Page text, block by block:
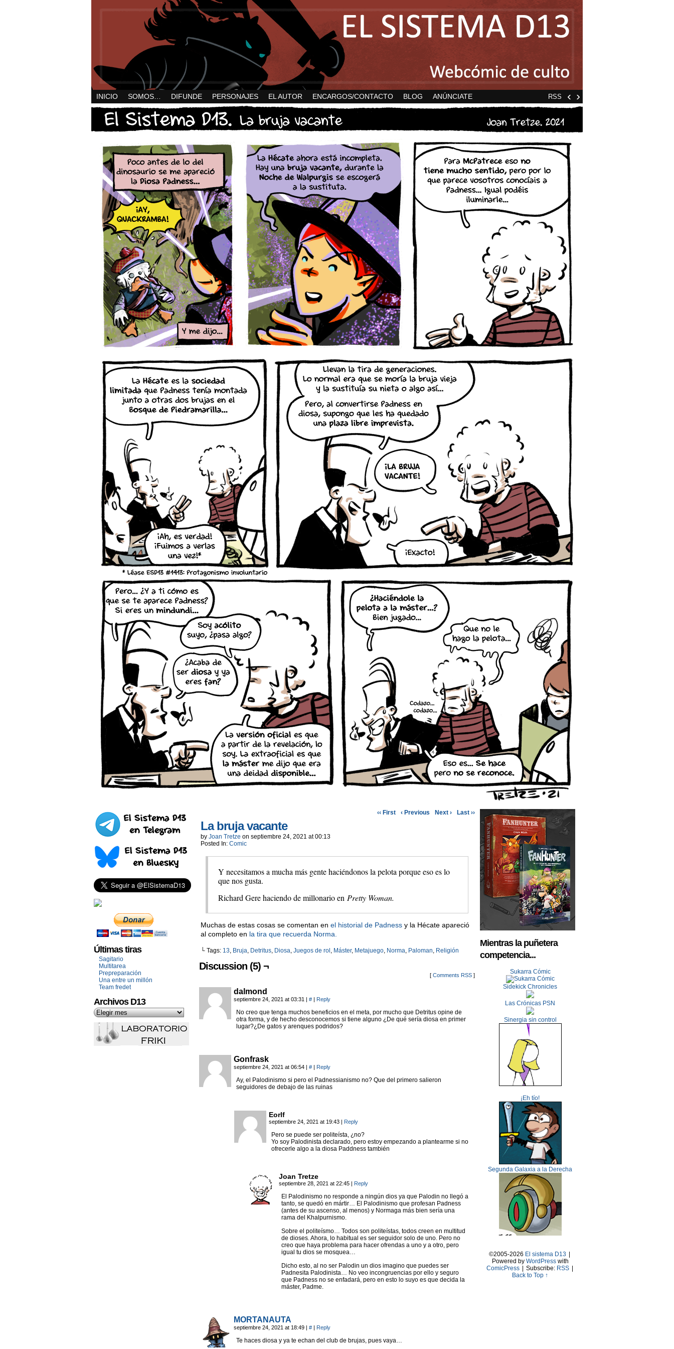
RSS ‹ ›
INICIO SOMOS… DIFUNDE PERSONAJES EL AUTOR ENCARGOS/CONTACTO BLOG ANÚNCIATE
Últimas tiras
Sagitario
Multitarea
Prepreparación
Una entre un millón
Team fredet
Archivos D13
‹‹ First ‹ Previous Next › Last ››
La bruja vacante
by Joan Tretze on septiembre 24, 2021 at00:13
Posted In: Comic
Y necesitamos a mucha más gente haciéndonos la pelota porque eso es lo
que nos gusta.
Richard Gere haciendo de millonario en Pretty Woman.
Muchas de estas cosas se comentan en el historial de Padness y la Hécate apareció
al completo en la tira que recuerda Norma.
└ Tags: 13, Bruja, Detritus, Diosa, Juegos de rol , Máster, Metajuego, Norma, Paloman, Religión
Discussion (5) ¬
[ Comments RSS ]
dalmond
septiembre 24, 2021 at 03:31 | # | Reply
No creo que tenga muchos beneficios en el meta, por mucho que Detritus opine de
otra forma, y de hecho desconocemos si tiene alguno ¿De qué sería diosa en primer
lugar?¿De gatos y arenques podridos?
Gonfrask
septiembre 24, 2021 at 06:54 | # | Reply
Ay, el Palodinismo si pero el Padnessianismo no? Que del primero salieron
seguidores de debajo de las ruinas
Eorlf
septiembre 24, 2021 at 19:43 | Reply
Pero se puede ser politeísta, ¿no?
Yo soy Palodinista declarado, pero estoy empezando a plantearme si no
ofrecerle algo a la diosa Paddness también
Joan Tretze
septiembre 28, 2021 at 22:45 | Reply
El Palodinismo no responde a ningún dios ya que Palodin no llegó a
tanto, se quedó en mártir… El Palodinismo que profesan Padness
(antes de su ascenso, al menos) y Normaga más bien sería una
rama del Khalpurnismo.
Sobre el politeísmo… Todos son politeístas, todos creen en multitud
de dioses. Ahora, lo habitual es ser seguidor solo de uno. Pero no
creo que haya problema para hacer ofrendas a uno y a otro, pero
igual tu dios se mosquea…
Dicho esto, al no ser Palodin un dios imagino que puedes ser
Padnesita Palodinista… No veo incongruencias por ello y seguro
que Padness no se enfadará, pero en esto lo suyo es que decida la
máster, Padme.
MORTANAUTA
septiembre 24, 2021 at 18:49 | # | Reply
Te haces diosa y ya te echan del club de brujas, pues vaya…
Mientras la puñetera
competencia...
Sukarra Cómic
Sidekick Chronicles
Las Crónicas PSN
Sinergia sin control
¡Eh tío!
Segunda Galaxia a la Derecha
©2005-2026 El sistema D13
Powered by WordPresswith
ComicPress
Subscribe: RSS
Back to Top ↑